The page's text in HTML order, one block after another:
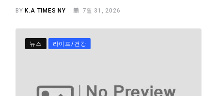
BY K.A TIMES NY 7월 31, 2026
뉴스 라이프/건강